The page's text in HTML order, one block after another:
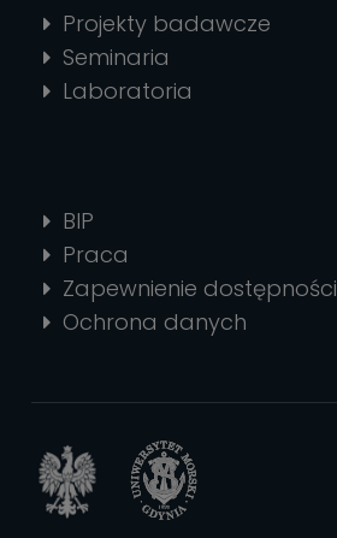
Projekty badawcze
Seminaria
Laboratoria
BIP
Praca
Zapewnienie dostępności
Ochrona danych